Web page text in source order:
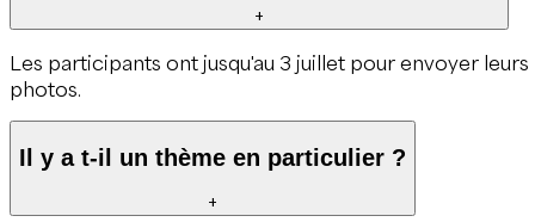
+
Les participants ont jusqu'au 3 juillet pour envoyer leurs
photos.
Il y a t-il un thème en particulier ?
+